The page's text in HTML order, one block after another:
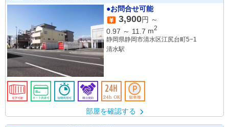
●お問合せ可能
3,900円 ～
0.97 ～ 11.7 m2
静岡県静岡市清水区江尻台町5−1
清水駅
部屋を確認する